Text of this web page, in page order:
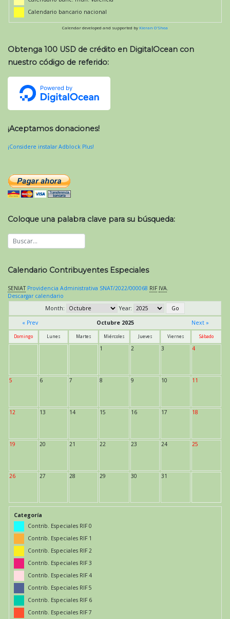
Calendario bancario nacional
Calendar developed and supported by Kieran O'Shea
Obtenga 100 USD de crédito en DigitalOcean con
nuestro código de referido:
¡Aceptamos donaciones!
¡Considere instalar Adblock Plus!
Coloque una palabra clave para su búsqueda:
Calendario Contribuyentes Especiales
SENIAT Providencia Administrativa SNAT/2022/000068 RIF IVA
Descargar calendario
Month:
Year:
« Prev
Octubre 2025 Next »
Domingo Lunes Martes Miércoles Jueves Viernes Sábado
1 2 3 4
5 6 7 8 9 10 11
12 13 14 15 16 17 18
19 20 21 22 23 24 25
26 27 28 29 30 31
Categoría
Contrib. Especiales RIF 0
Contrib. Especiales RIF 1
Contrib. Especiales RIF 2
Contrib. Especiales RIF 3
Contrib. Especiales RIF 4
Contrib. Especiales RIF 5
Contrib. Especiales RIF 6
Contrib. Especiales RIF 7